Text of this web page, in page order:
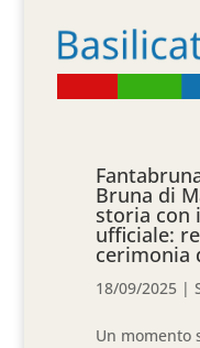
Bruna di
storia con
ufficiale:
cerimonia
18/09/2025 |
Un momento